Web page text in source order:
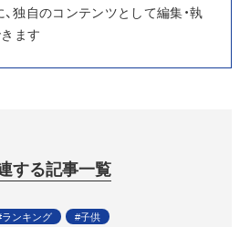
独自のコンテンツとして編集・執
ます
する記事一覧
ランキング 子供